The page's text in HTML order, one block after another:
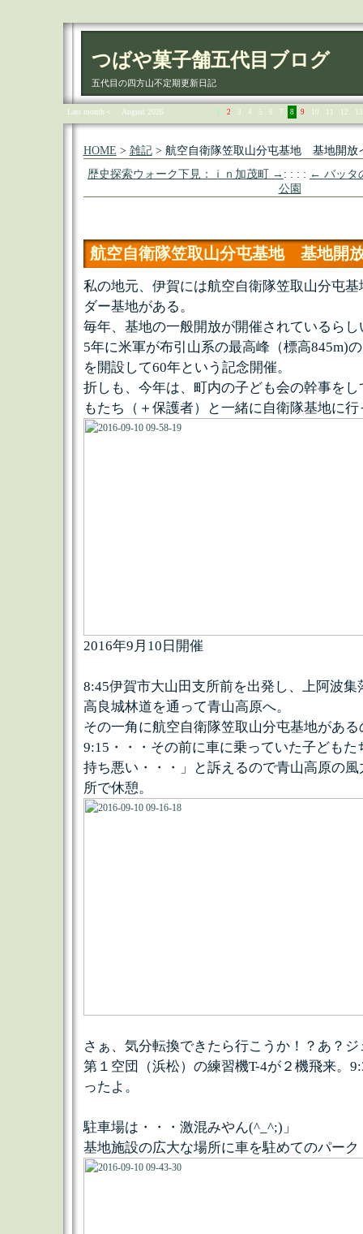
つばや菓子舗五代目ブログ
五代目の四方山不定期更新日記
Last month＜ August 2026 1 2 3 4 5 6 7 8 9 10 11 12 13
HOME > 雑記> 航空自衛隊笠取山分屯基地 基地開放
歴史探索ウォーク下見：ｉｎ加茂町 → : : : : ← バッタ
公園
航空自衛隊笠取山分屯基地 基地開
私の地元、伊賀には航空自衛隊笠取山分屯
ダー基地がある。
毎年、基地の一般開放が開催されているら
5年に米軍が布引山系の最高峰（標高845m)
を開設して60年という記念開催。
折しも、今年は、町内の子ども会の幹事を
もたち（＋保護者）と一緒に自衛隊基地に
2016年9月10日開催
8:45伊賀市大山田支所前を出発し、上阿波
高良城林道を通って青山高原へ。
その一角に航空自衛隊笠取山分屯基地がある
9:15・・・その前に車に乗っていた子ども
持ち悪い・・・」と訴えるので青山高原の
所で休憩。
さぁ、気分転換できたら行こうか！？あ？ジ
第１空団（浜松）の練習機T-4が２機飛来。
ったよ。
駐車場は・・・激混みやん(^_^;)」
基地施設の広大な場所に車を駐めてのパー